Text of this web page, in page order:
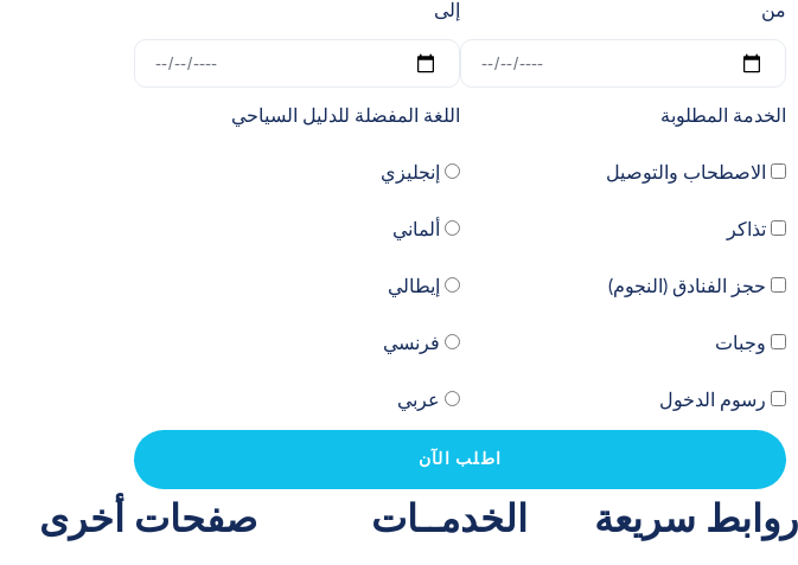
من إلى
الخدمة المطلوبة
الاصطحاب والتوصيل
تذاكر
حجز الفنادق (النجوم)
وجبات
رسوم الدخول
اللغة المفضلة للدليل السياحي
إنجليزي
ألماني
إيطالي
فرنسي
عربي
اطلب الآن
روابط سريعة الخدمــات صفحات أخرى